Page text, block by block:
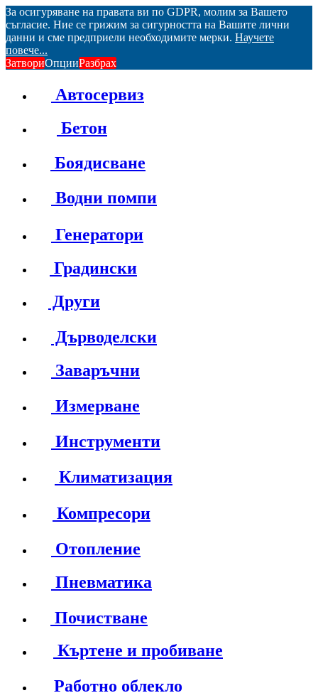
За осигуряване на правата ви по GDPR, молим за Вашето
съгласие. Ние се грижим за сигурността на Вашите лични
данни и сме предприели необходимите мерки. Научете
повече...
ЗатвориОпцииРазбрах
Автосервиз
Бетон
Боядисване
Водни помпи
Генератори
Градински
Други
Дърводелски
Заваръчни
Измерване
Инструменти
Климатизация
Компресори
Отопление
Пневматика
Почистване
Къртене и пробиване
Работно облекло